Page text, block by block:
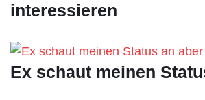
interessieren
Ex schaut meinen